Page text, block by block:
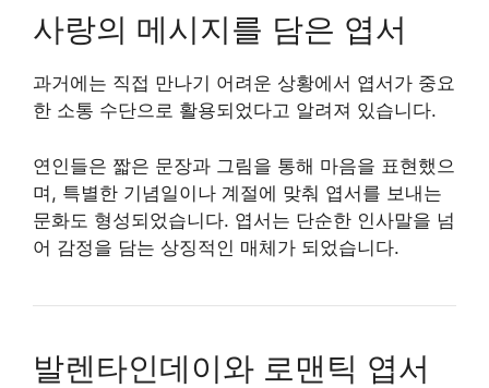
사랑의 메시지를 담은 엽서
과거에는 직접 만나기 어려운 상황에서 엽서가 중요
한 소통 수단으로 활용되었다고 알려져 있습니다.
연인들은 짧은 문장과 그림을 통해 마음을 표현했으
며, 특별한 기념일이나 계절에 맞춰 엽서를 보내는
문화도 형성되었습니다. 엽서는 단순한 인사말을 넘
어 감정을 담는 상징적인 매체가 되었습니다.
발렌타인데이와 로맨틱 엽서